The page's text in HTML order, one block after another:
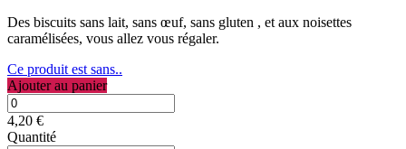
Des biscuits sans lait, sans œuf, sans gluten , et aux noisettes
caramélisées, vous allez vous régaler.
Ce produit est sans..
Ajouter au panier
4,20 €
Quantité